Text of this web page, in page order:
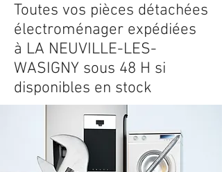
Toutes vos pièces détachées
électroménager expédiées
à LA NEUVILLE-LES-
WASIGNY sous 48 H si
disponibles en stock